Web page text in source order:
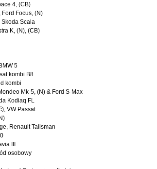
4, (CB)
Ford Focus, (N)
Skoda Scala
K, (N), (CB)
5
kombi B8
kombi
Mk-5, (N) & Ford S-Max
Kodiaq FL
VW Passat
Renault Talisman
III
osobowy